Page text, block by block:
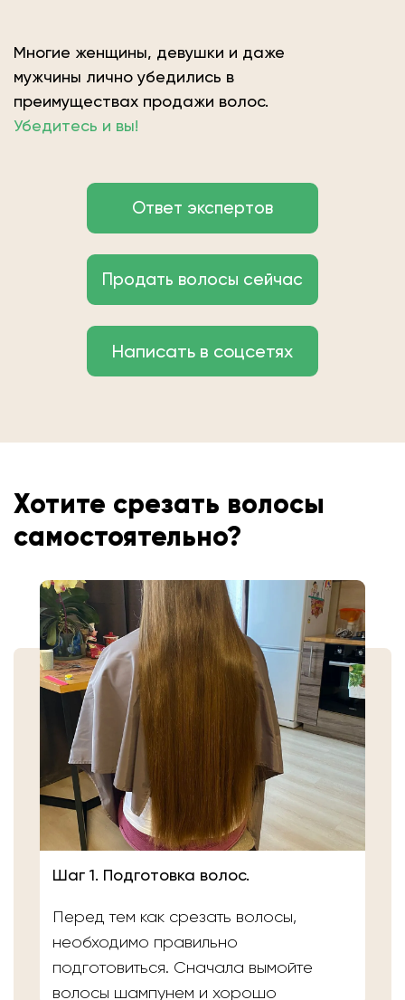
Многие женщины, девушки и даже
мужчины лично убедились в
преимуществах продажи волос.
Убедитесь и вы!
Ответ экспертов
Продать волосы сейчас
Написать в соцсетях
Хотите срезать волосы
самостоятельно?
Шаг 1. Подготовка волос.
Перед тем как срезать волосы,
необходимо правильно
подготовиться. Сначала вымойте
волосы шампунем и хорошо